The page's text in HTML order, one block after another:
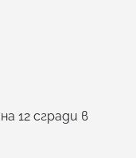
12 сгради в